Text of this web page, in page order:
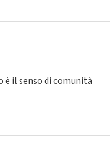
è il senso di comunità